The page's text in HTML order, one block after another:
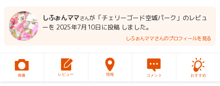
しふぉんママさんが「チェリーゴード空城パーク」のレビュ
ーを 2025年7月10日に投稿 しました。
しふぉんママさんのプロフィールを見る
画像 レビュー 情報 コメント おすすめ